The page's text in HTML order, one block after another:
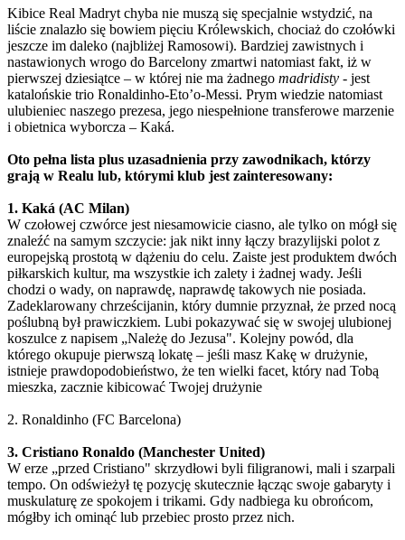
Kibice Real Madryt chyba nie muszą się specjalnie wstydzić, na
liście znalazło się bowiem pięciu Królewskich, chociaż do czołówki
jeszcze im daleko (najbliżej Ramosowi). Bardziej zawistnych i
nastawionych wrogo do Barcelony zmartwi natomiast fakt, iż w
pierwszej dziesiątce – w której nie ma żadnego madridisty - jest
katalońskie trio Ronaldinho-Eto’o-Messi. Prym wiedzie natomiast
ulubieniec naszego prezesa, jego niespełnione transferowe marzenie
i obietnica wyborcza – Kaká.
Oto pełna lista plus uzasadnienia przy zawodnikach, którzy
grają w Realu lub, którymi klub jest zainteresowany:
1. Kaká (AC Milan)
W czołowej czwórce jest niesamowicie ciasno, ale tylko on mógł się
znaleźć na samym szczycie: jak nikt inny łączy brazylijski polot z
europejską prostotą w dążeniu do celu. Zaiste jest produktem dwóch
piłkarskich kultur, ma wszystkie ich zalety i żadnej wady. Jeśli
chodzi o wady, on naprawdę, naprawdę takowych nie posiada.
Zadeklarowany chrześcijanin, który dumnie przyznał, że przed nocą
poślubną był prawiczkiem. Lubi pokazywać się w swojej ulubionej
koszulce z napisem „Należę do Jezusa". Kolejny powód, dla
którego okupuje pierwszą lokatę – jeśli masz Kakę w drużynie,
istnieje prawdopodobieństwo, że ten wielki facet, który nad Tobą
mieszka, zacznie kibicować Twojej drużynie
2. Ronaldinho (FC Barcelona)
3. Cristiano Ronaldo (Manchester United)
W erze „przed Cristiano" skrzydłowi byli filigranowi, mali i szarpali
tempo. On odświeżył tę pozycję skutecznie łącząc swoje gabaryty i
muskulaturę ze spokojem i trikami. Gdy nadbiega ku obrońcom,
mógłby ich ominąć lub przebiec prosto przez nich.